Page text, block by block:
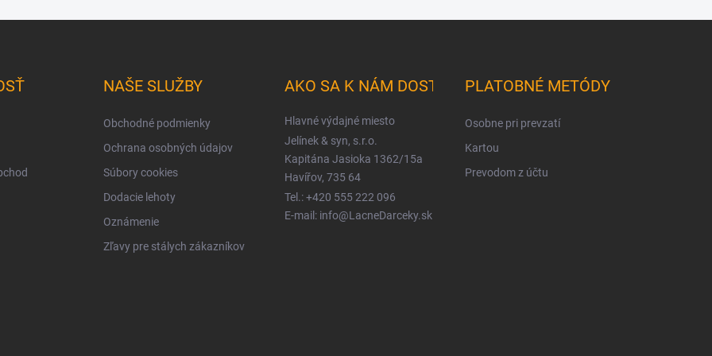
NAŠE SLUŽBY
Obchodné podmienky
Ochrana osobných údajov
Súbory cookies
Dodacie lehoty
Oznámenie
Zľavy pre stálych zákazníkov
AKO SA K NÁM DOSTANETE
Hlavné výdajné miesto
Jelínek & syn, s.r.o.
Kapitána Jasioka 1362/15a
Havířov, 735 64
Tel.: +420 555 222 096
E-mail: info@LacneDarceky.sk
PLATOBNÉ METÓDY
Osobne pri prevzatí
Kartou
Prevodom z účtu